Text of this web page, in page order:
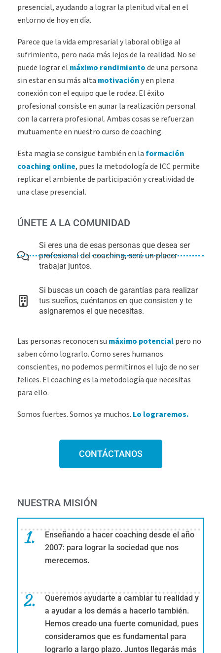
presencial, ayudando a lograr la plenitud vital en el
entorno de hoy en día.
Parece que la vida empresarial y laboral obliga al
sufrimiento, pero nada más lejos de la realidad. No se
puede lograr el máximo rendimientode una persona
sin estar en su más alta motivacióny en plena
conexión con el equipo que le rodea. El éxito
profesional consiste en aunar la realización personal
con la carrera profesional. Ambas cosas se refuerzan
mutuamente en nuestro curso de coaching.
Esta magia se consigue también en la formación
coaching online, pues la metodología de ICC permite
replicar el ambiente de participación y creatividad de
una clase presencial.
ÚNETE A LA COMUNIDAD
Si eres una de esas personas que desea ser
profesional del coaching, será un placer
trabajar juntos.
Si buscas un coach de garantías para realizar
tus sueños, cuéntanos en que consisten y te
asignaremos el que necesitas.
Las personas reconocen su máximo potencialpero no
saben cómo lograrlo. Como seres humanos
conscientes, no podemos permitirnos el lujo de no ser
felices. El coaching es la metodología que necesitas
para ello.
Somos fuertes. Somos ya muchos. Lo lograremos.
CONTÁCTANOS
NUESTRA MISIÓN
Enseñando a hacer coaching desde el año
2007: para lograr la sociedad que nos
merecemos.
Queremos ayudarte a cambiar tu realidad y
a ayudar a los demás a hacerlo también.
Hemos creado una fuerte comunidad, pues
consideramos que es fundamental para
lograrlo a largo plazo. Juntos llegarás más